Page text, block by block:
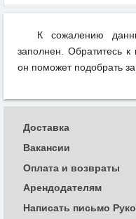
К сожалению
заполнен. Обратитесь
он поможет подобрать
Доставка
Вакансии
Оплата и возвраты
Арендодателям
Написать письмо